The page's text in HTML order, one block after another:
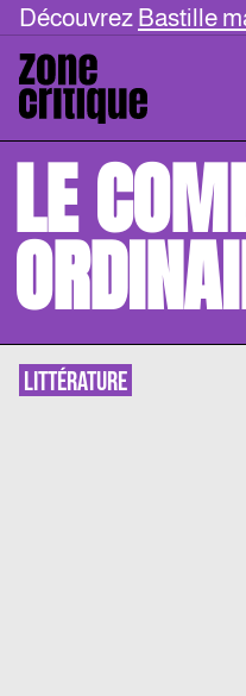
Découvrez Bastille
LE
LITTÉRATURE